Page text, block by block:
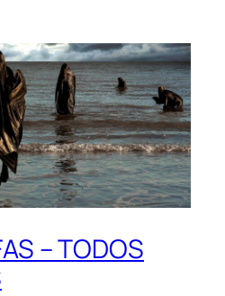
– TODOS